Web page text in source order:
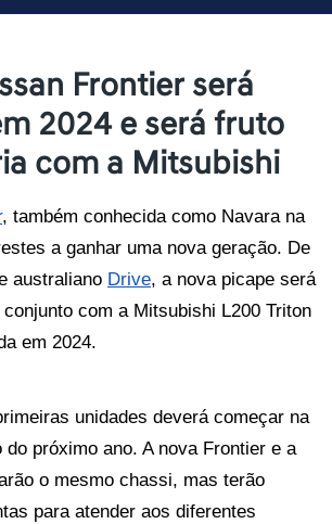
Frontier será
2024 e será fruto
com a Mitsubishi
, também conhecida como Navara na
a ganhar uma nova geração. De
australiano Drive, a nova picape será
com a Mitsubishi L200 Triton
em 2024.
unidades deverá começar na
do próximo ano. A nova Frontier e a
o mesmo chassi, mas terão
para atender aos diferentes